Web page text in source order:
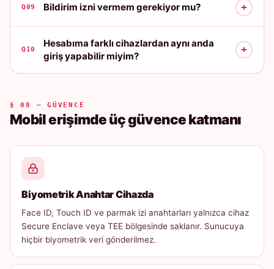
Q09 Bildirim izni vermem gerekiyor mu? +
Q10
Hesabıma farklı cihazlardan aynı anda
giriş yapabilir miyim?
+
§ 08 — GÜVENCE
Mobil erişimde üç güvence katmanı
Biyometrik Anahtar Cihazda
Face ID, Touch ID ve parmak izi anahtarları yalnızca cihaz
Secure Enclave veya TEE bölgesinde saklanır. Sunucuya
hiçbir biyometrik veri gönderilmez.